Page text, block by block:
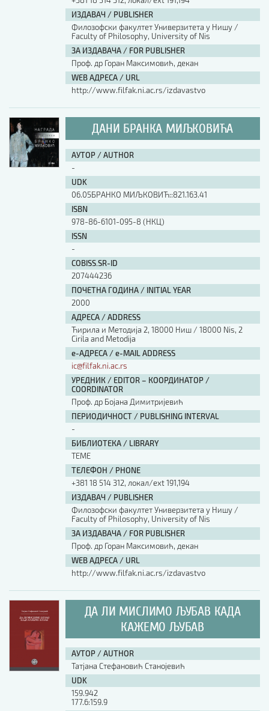
ИЗДАВАЧ / PUBLISHER
Филозофски факултет Универзитета у Нишу /
Faculty of Philosophy, University of Nis
ЗА ИЗДАВАЧА / FOR PUBLISHER
Проф. др Горан Максимовић, декан
WEB АДРЕСА / URL
http://www.filfak.ni.ac.rs/izdavastvo
ДАНИ БРАНКА МИЉКОВИЋА
АУТОР / AUTHOR
-
UDK
06.05БРАНКО МИЉКОВИЋ::821.163.41
ISBN
978-86-6101-095-8 (НКЦ)
ISSN
-
COBISS.SR-ID
207444236
ПОЧЕТНА ГОДИНА / INITIAL YEAR
2000
АДРЕСА / ADDRESS
Ћирила и Методија 2, 18000 Ниш / 18000 Nis, 2
Cirila and Metodija
е-АДРЕСА / e-MAIL ADDRESS
ic@filfak.ni.ac.rs
УРЕДНИК / EDITOR – КООРДИНАТОР /
COORDINATOR
Проф. др Бојана Димитријевић
ПЕРИОДИЧНОСТ / PUBLISHING INTERVAL
-
БИБЛИОТЕКА / LIBRARY
ТЕМЕ
ТЕЛЕФОН / PHONE
+381 18 514 312, локал/ext 191,194
ИЗДАВАЧ / PUBLISHER
Филозофски факултет Универзитета у Нишу /
Faculty of Philosophy, University of Nis
ЗА ИЗДАВАЧА / FOR PUBLISHER
Проф. др Горан Максимовић, декан
WEB АДРЕСА / URL
http://www.filfak.ni.ac.rs/izdavastvo
ДА ЛИ МИСЛИМО ЉУБАВ КАДА
КАЖЕМО ЉУБАВ
АУТОР / AUTHOR
Татјана Стефановић Станојевић
UDK
159.942
177.6:159.9